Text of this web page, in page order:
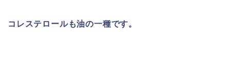
コレステロールも油の一種です。